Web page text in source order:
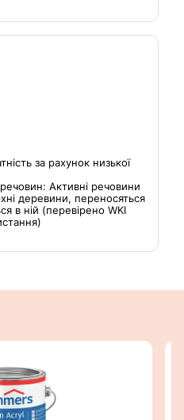
за рахунок низької
Активні речовини
деревини, переносяться
в ній (перевірено WKI